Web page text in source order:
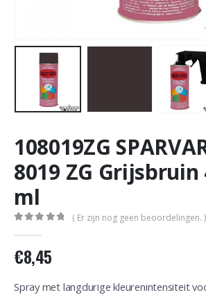
108019ZG
8019 ZG Grijsbruin
ml
( Er zijn nog geen beoordelingen. )
€8,45
Spray met langdurige kleurenintensiteit